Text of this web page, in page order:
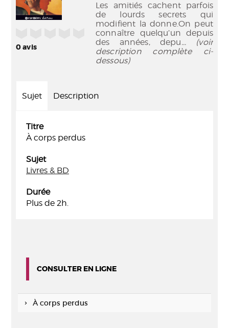
0avis
Les amitiés cachent parfois
de lourds secrets qui
modifient la donne.On peut
connaître quelqu’un depuis
des années, depu... (voir
description complète ci-
dessous)
Sujet Description
Titre
À corps perdus
Sujet
Livres & BD
Durée
Plus de 2h.
CONSULTER EN LIGNE
À corps perdus